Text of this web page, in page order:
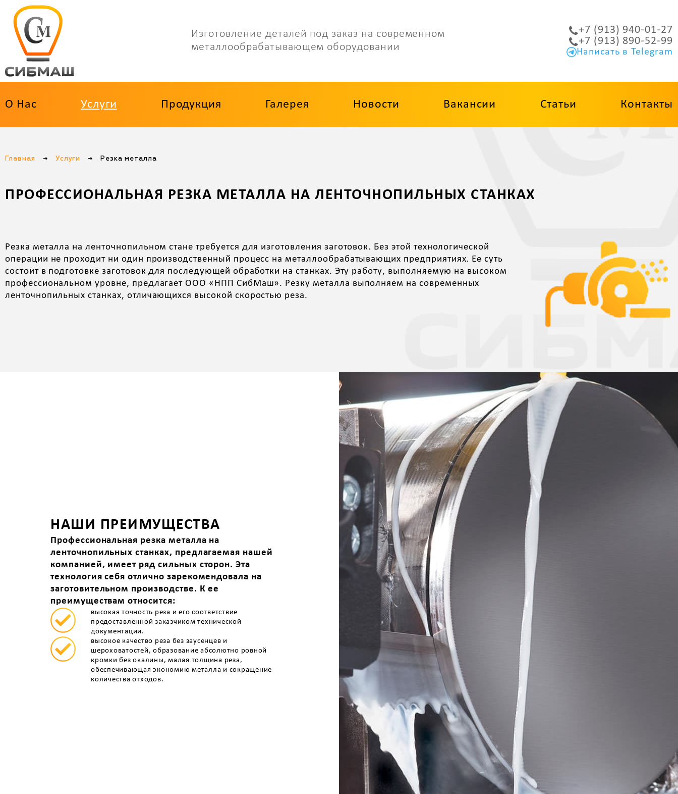
Изготовление деталей под заказ на современном
металлообрабатывающем оборудовании
+7 (913) 940-01-27
+7 (913) 890-52-99
Написать в Telegram
О Нас Услуги Продукция Галерея Новости Вакансии Статьи Контакты
Главная → Услуги → Резка металла
ПРОФЕССИОНАЛЬНАЯ РЕЗКА МЕТАЛЛА НА ЛЕНТОЧНОПИЛЬНЫХ СТАНКАХ
Резка металла на ленточнопильном стане требуется для изготовления заготовок. Без этой технологической
операции не проходит ни один производственный процесс на металлообрабатывающих предприятиях. Ее суть
состоит в подготовке заготовок для последующей обработки на станках. Эту работу, выполняемую на высоком
профессиональном уровне, предлагает ООО «НПП СибМаш». Резку металла выполняем на современных
ленточнопильных станках, отличающихся высокой скоростью реза.
НАШИ ПРЕИМУЩЕСТВА
Профессиональная резка металла на
ленточнопильных станках, предлагаемая нашей
компанией, имеет ряд сильных сторон. Эта
технология себя отлично зарекомендовала на
заготовительном производстве. К ее
преимуществам относится:
высокая точность реза и его соответствие
предоставленной заказчиком технической
документации.
высокое качество реза без заусенцев и
шероховатостей, образование абсолютно ровной
кромки без окалины, малая толщина реза,
обеспечивающая экономию металла и сокращение
количества отходов.